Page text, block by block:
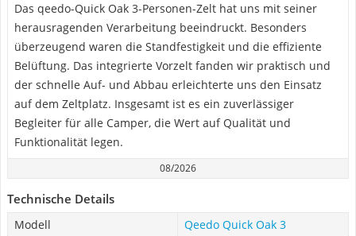
Das qeedo-Quick Oak 3-Personen-Zelt hat uns mit seiner
herausragenden Verarbeitung beeindruckt. Besonders
überzeugend waren die Standfestigkeit und die effiziente
Belüftung. Das integrierte Vorzelt fanden wir praktisch und
der schnelle Auf- und Abbau erleichterte uns den Einsatz
auf dem Zeltplatz. Insgesamt ist es ein zuverlässiger
Begleiter für alle Camper, die Wert auf Qualität und
Funktionalität legen.
08/2026
Technische Details
Modell
Qeedo Quick Oak 3